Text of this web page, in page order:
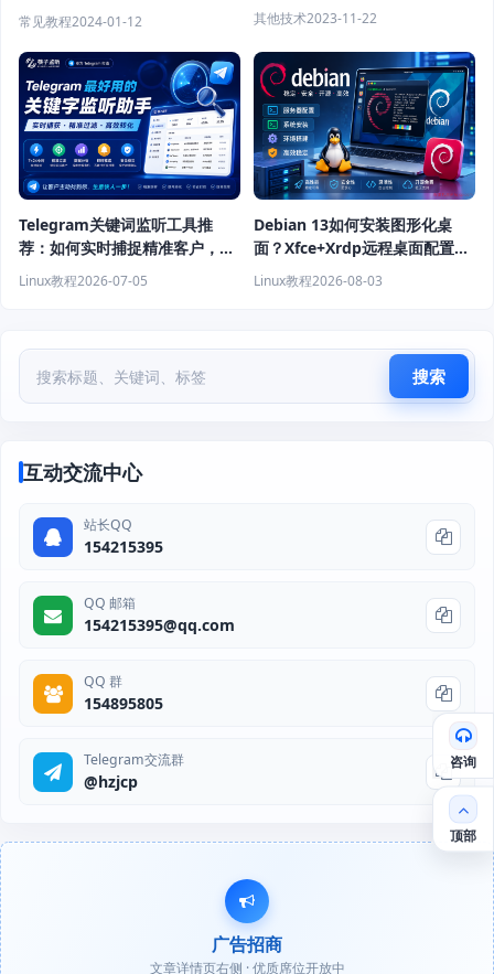
‘http://security.debian.org
bullseye/updates Release’
does not have a Release file.
常见教程2024-01-12 其他技术2023-11-22
Telegram关键词监听工具推
荐：如何实时捕捉精准客户，提
高获客效率？
Linux教程2026-07-05
Debian 13如何安装图形化桌
面？Xfce+Xrdp远程桌面配置教
程
Linux教程2026-08-03
搜索
互动交流中心
站长QQ
154215395
QQ 邮箱
154215395@qq.com
QQ 群
154895805
Telegram交流群
@hzjcp
广告招商
文章详情页右侧 · 优质席位开放中
咨询
顶部